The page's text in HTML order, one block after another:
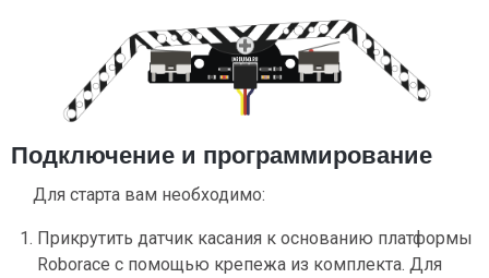
Подключение и программирование
Для старта вам необходимо:
Прикрутить датчик касания к основанию платформы
Roborace с помощью крепежа из комплекта. Для